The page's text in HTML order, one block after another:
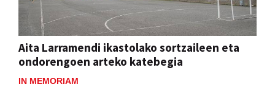
Aita Larramendi ikastolako sortzaileen eta
ondorengoen arteko katebegia
IN MEMORIAM